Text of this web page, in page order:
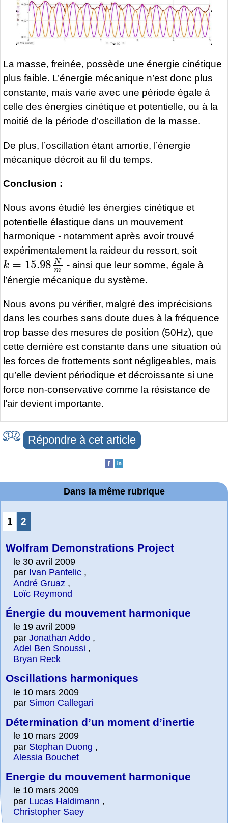
La masse, freinée, possède une énergie cinétique
plus faible. L’énergie mécanique n’est donc plus
constante, mais varie avec une période égale à
celle des énergies cinétique et potentielle, ou à la
moitié de la période d’oscillation de la masse.
De plus, l’oscillation étant amortie, l’énergie
mécanique décroit au fil du temps.
Conclusion :
Nous avons étudié les énergies cinétique et
potentielle élastique dans un mouvement
harmonique - notamment après avoir trouvé
expérimentalement la raideur du ressort, soit
k = 15.98N m
- ainsi que leur somme, égale à
l’énergie mécanique du système.
Nous avons pu vérifier, malgré des imprécisions
dans les courbes sans doute dues à la fréquence
trop basse des mesures de position (50Hz), que
cette dernière est constante dans une situation où
les forces de frottements sont négligeables, mais
qu’elle devient périodique et décroissante si une
force non-conservative comme la résistance de
l’air devient importante.
Répondre à cet article
Dans la même rubrique
1 2
Wolfram Demonstrations Project
le 30 avril 2009
par Ivan Pantelic ,
André Gruaz ,
Loïc Reymond
Énergie du mouvement harmonique
le 19 avril 2009
par Jonathan Addo ,
Adel Ben Snoussi ,
Bryan Reck
Oscillations harmoniques
le 10 mars 2009
par Simon Callegari
Détermination d’un moment d’inertie
le 10 mars 2009
par Stephan Duong ,
Alessia Bouchet
Energie du mouvement harmonique
le 10 mars 2009
par Lucas Haldimann ,
Christopher Saey